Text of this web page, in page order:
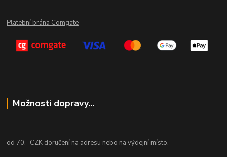
Platební brána Comgate
Možnosti dopravy...
od 70,- CZK doručení na adresu nebo na výdejní místo.